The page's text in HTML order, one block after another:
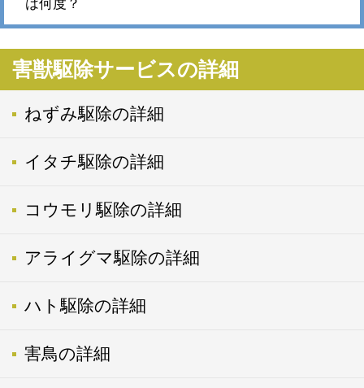
は何度？
害獣駆除サービスの詳細
ねずみ駆除の詳細
イタチ駆除の詳細
コウモリ駆除の詳細
アライグマ駆除の詳細
ハト駆除の詳細
害鳥の詳細